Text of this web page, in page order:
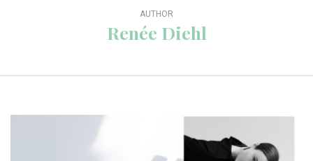
AUTHOR
Renée Diehl